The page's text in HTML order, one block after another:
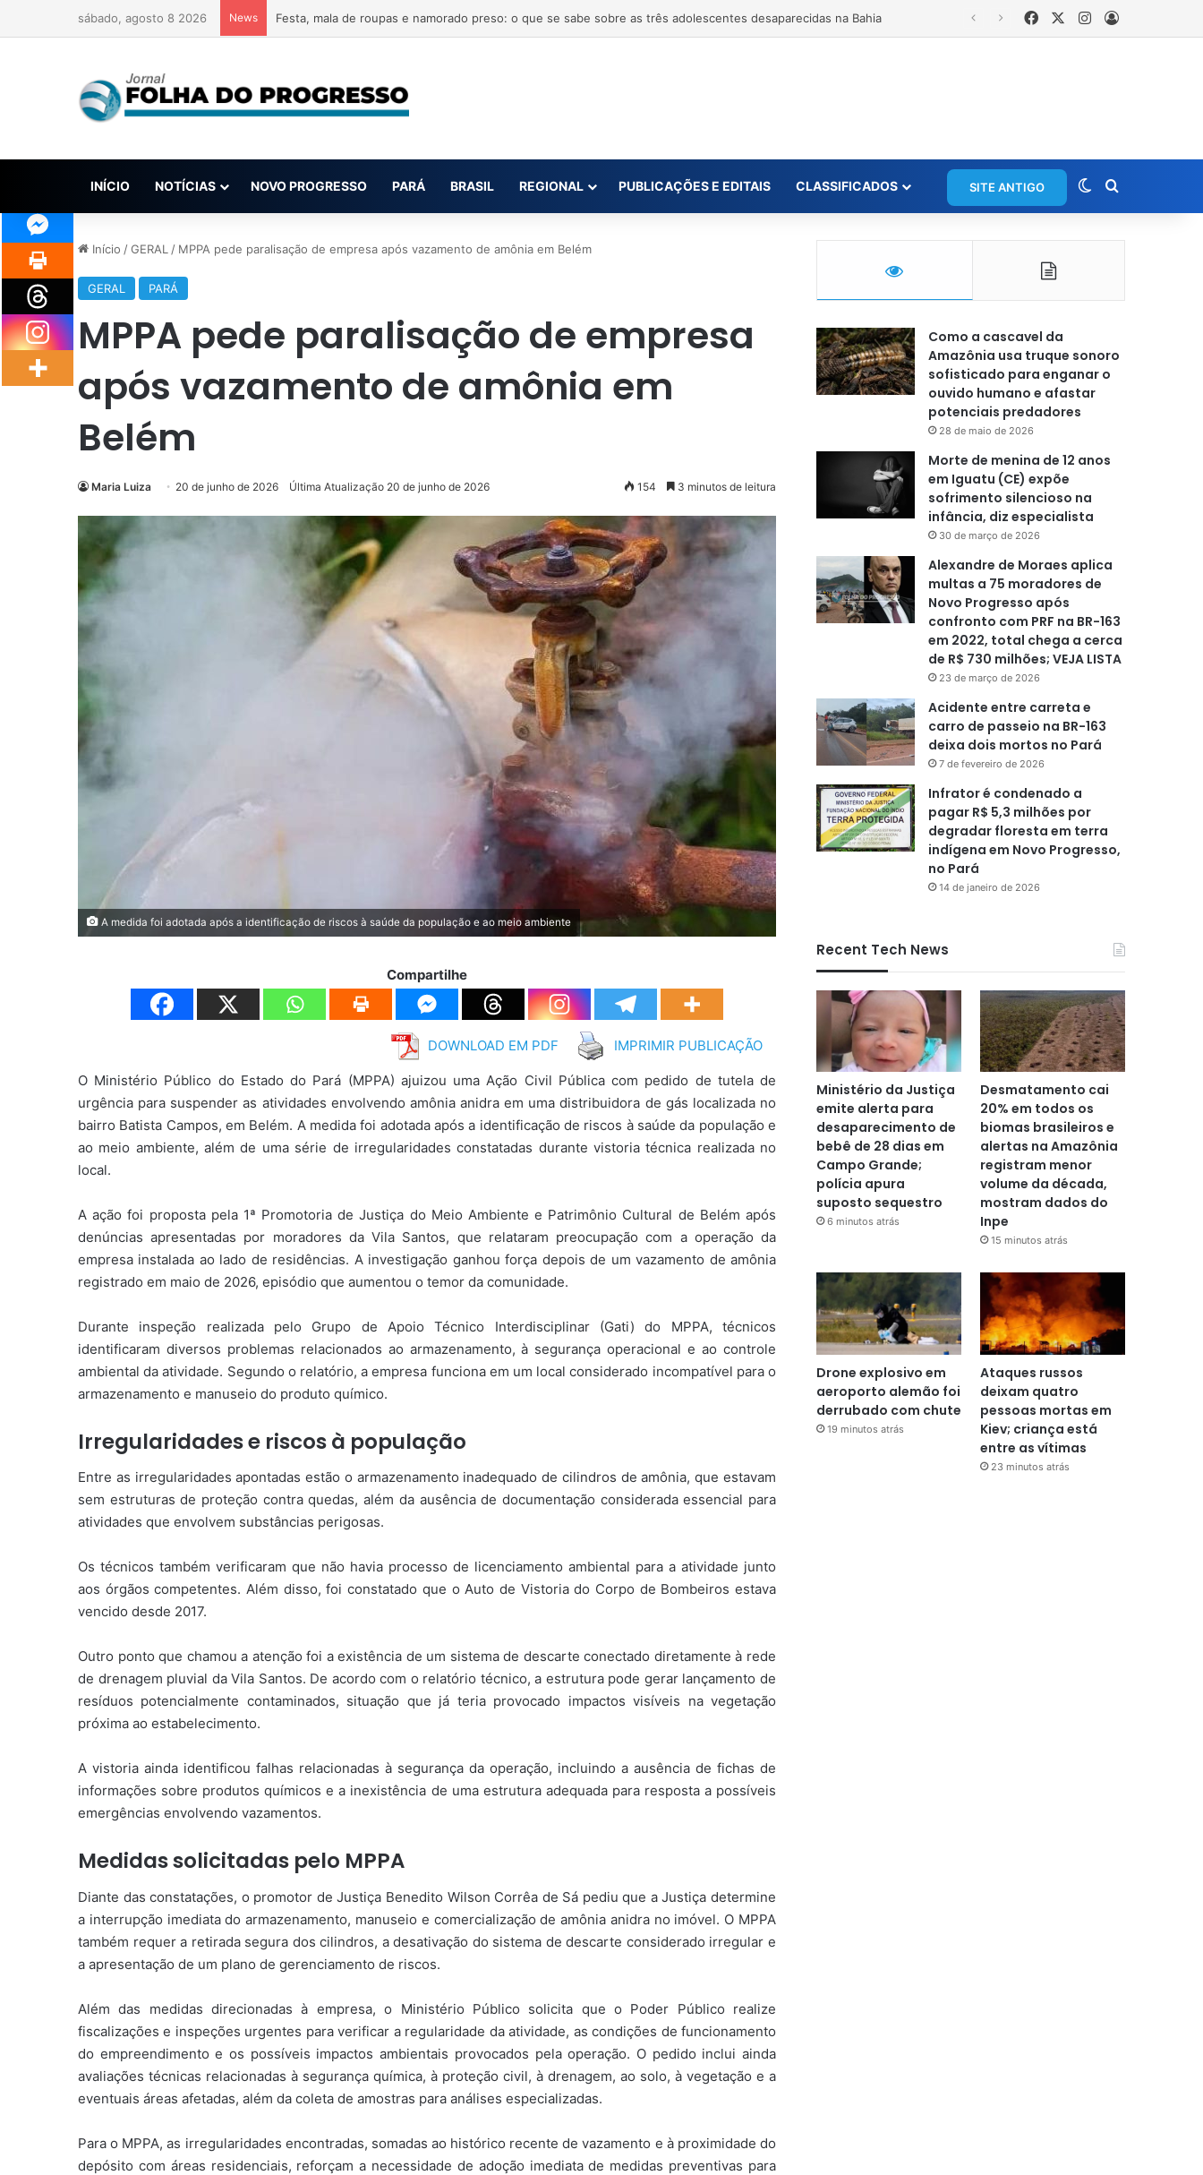
sábado, agosto 8 2026 News FacebookInstagram
INÍCIO NOTÍCIAS NOVO PROGRESSO PARÁ BRASIL REGIONAL PUBLICAÇÕES E EDITAIS CLASSIFICADOS SITE ANTIGO Switch skin
Início /GERAL / MPPA pede paralisação de empresa após vazamento de amônia em Belém
GERAL PARÁ
MPPA pede paralisação de empresa
após vazamento de amônia em
Belém
Maria Luiza 20 de junho de 2026 Última Atualização 20 de junho de 2026 154 3 minutos de leitura
A medida foi adotada após a identificação de riscos à saúde da população e ao meio ambiente
Compartilhe
DOWNLOAD EM PDF IMPRIMIR PUBLICAÇÃO
O Ministério Público do Estado do Pará (MPPA) ajuizou uma Ação Civil Pública com pedido de tutela de
urgência para suspender as atividades envolvendo amônia anidra em uma distribuidora de gás localizada no
bairro Batista Campos, em Belém. A medida foi adotada após a identificação de riscos à saúde da população e
ao meio ambiente, além de uma série de irregularidades constatadas durante vistoria técnica realizada no
local.
A ação foi proposta pela 1ª Promotoria de Justiça do Meio Ambiente e Patrimônio Cultural de Belém após
denúncias apresentadas por moradores da Vila Santos, que relataram preocupação com a operação da
empresa instalada ao lado de residências. A investigação ganhou força depois de um vazamento de amônia
registrado em maio de 2026, episódio que aumentou o temor da comunidade.
Durante inspeção realizada pelo Grupo de Apoio Técnico Interdisciplinar (Gati) do MPPA, técnicos
identificaram diversos problemas relacionados ao armazenamento, à segurança operacional e ao controle
ambiental da atividade. Segundo o relatório, a empresa funciona em um local considerado incompatível para o
armazenamento e manuseio do produto químico.
Irregularidades e riscos à população
Entre as irregularidades apontadas estão o armazenamento inadequado de cilindros de amônia, que estavam
sem estruturas de proteção contra quedas, além da ausência de documentação considerada essencial para
atividades que envolvem substâncias perigosas.
Os técnicos também verificaram que não havia processo de licenciamento ambiental para a atividade junto
aos órgãos competentes. Além disso, foi constatado que o Auto de Vistoria do Corpo de Bombeiros estava
vencido desde 2017.
Outro ponto que chamou a atenção foi a existência de um sistema de descarte conectado diretamente à rede
de drenagem pluvial da Vila Santos. De acordo com o relatório técnico, a estrutura pode gerar lançamento de
resíduos potencialmente contaminados, situação que já teria provocado impactos visíveis na vegetação
próxima ao estabelecimento.
A vistoria ainda identificou falhas relacionadas à segurança da operação, incluindo a ausência de fichas de
informações sobre produtos químicos e a inexistência de uma estrutura adequada para resposta a possíveis
emergências envolvendo vazamentos.
Medidas solicitadas pelo MPPA
Diante das constatações, o promotor de Justiça Benedito Wilson Corrêa de Sá pediu que a Justiça determine
a interrupção imediata do armazenamento, manuseio e comercialização de amônia anidra no imóvel. O MPPA
também requer a retirada segura dos cilindros, a desativação do sistema de descarte considerado irregular e
a apresentação de um plano de gerenciamento de riscos.
Além das medidas direcionadas à empresa, o Ministério Público solicita que o Poder Público realize
fiscalizações e inspeções urgentes para verificar a regularidade da atividade, as condições de funcionamento
do empreendimento e os possíveis impactos ambientais provocados pela operação. O pedido inclui ainda
avaliações técnicas relacionadas à segurança química, à proteção civil, à drenagem, ao solo, à vegetação e a
eventuais áreas afetadas, além da coleta de amostras para análises especializadas.
Para o MPPA, as irregularidades encontradas, somadas ao histórico recente de vazamento e à proximidade do
depósito com áreas residenciais, reforçam a necessidade de adoção imediata de medidas preventivas para
Como a cascavel da
Amazônia usa truque sonoro
sofisticado para enganar o
ouvido humano e afastar
potenciais predadores
28 de maio de 2026
Morte de menina de 12 anos
em Iguatu (CE) expõe
sofrimento silencioso na
infância, diz especialista
30 de março de 2026
Alexandre de Moraes aplica
multas a 75 moradores de
Novo Progresso após
confronto com PRF na BR-163
em 2022, total chega a cerca
de R$ 730 milhões; VEJA LISTA
23 de março de 2026
Acidente entre carreta e
carro de passeio na BR-163
deixa dois mortos no Pará
7 de fevereiro de 2026
Infrator é condenado a
pagar R$ 5,3 milhões por
degradar floresta em terra
indígena em Novo Progresso,
no Pará
14 de janeiro de 2026
Recent Tech News
Ministério da Justiça
emite alerta para
desaparecimento de
bebê de 28 dias em
Campo Grande;
polícia apura
suposto sequestro
6 minutos atrás
Desmatamento cai
20% em todos os
biomas brasileiros e
alertas na Amazônia
registram menor
volume da década,
mostram dados do
Inpe
15 minutos atrás
Drone explosivo em
aeroporto alemão foi
derrubado com chute
19 minutos atrás
Ataques russos
deixam quatro
pessoas mortas em
Kiev; criança está
entre as vítimas
23 minutos atrás